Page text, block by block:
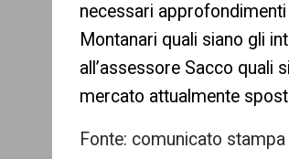
necessari approfondimenti
Montanari quali siano gli
all’assessore Sacco quali
mercato attualmente
Fonte: comunicato